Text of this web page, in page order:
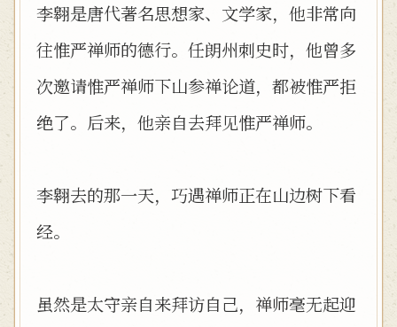
李翱是唐代著名思想家、文学家，他非常向
往惟严禅师的德行。任朗州刺史时，他曾多
次邀请惟严禅师下山参禅论道，都被惟严拒
绝了。后来，他亲自去拜见惟严禅师。
李翱去的那一天，巧遇禅师正在山边树下看
经。
虽然是太守亲自来拜访自己，禅师毫无起迎